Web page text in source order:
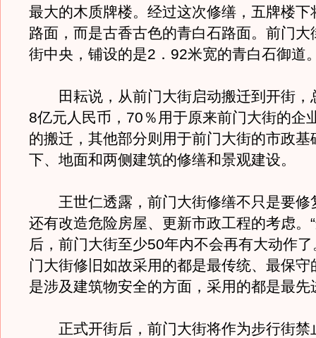
最大的木质牌楼。经过这次修缮，五牌楼下
路面，而是古香古色的青白石路面。前门大
街中央，铺设的是2．92米宽的青白石御道
田耘说，从前门大街启动搬迁到开街，
8亿元人民币，70％用于原来前门大街的企
的搬迁，其他部分则用于前门大街的市政基
下、地面和两侧建筑的修缮和景观建设。
王世仁透露，前门大街修缮不只是要修
还有改造危险房屋、更新市政工程的考虑。
后，前门大街至少50年内不会再有大动作了
门大街修旧如故采用的都是最传统、最保守
是涉及建筑物安全的方面，采用的都是最先
正式开街后，前门大街将作为步行街禁